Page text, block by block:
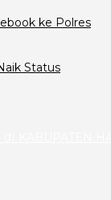
ke Polres
Status